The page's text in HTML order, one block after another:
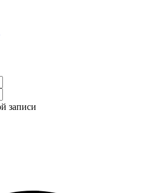
записи